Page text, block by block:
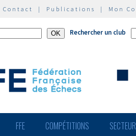
Contact | Publications | Mon
Rechercher un club
FFE COMPÉTITIONS